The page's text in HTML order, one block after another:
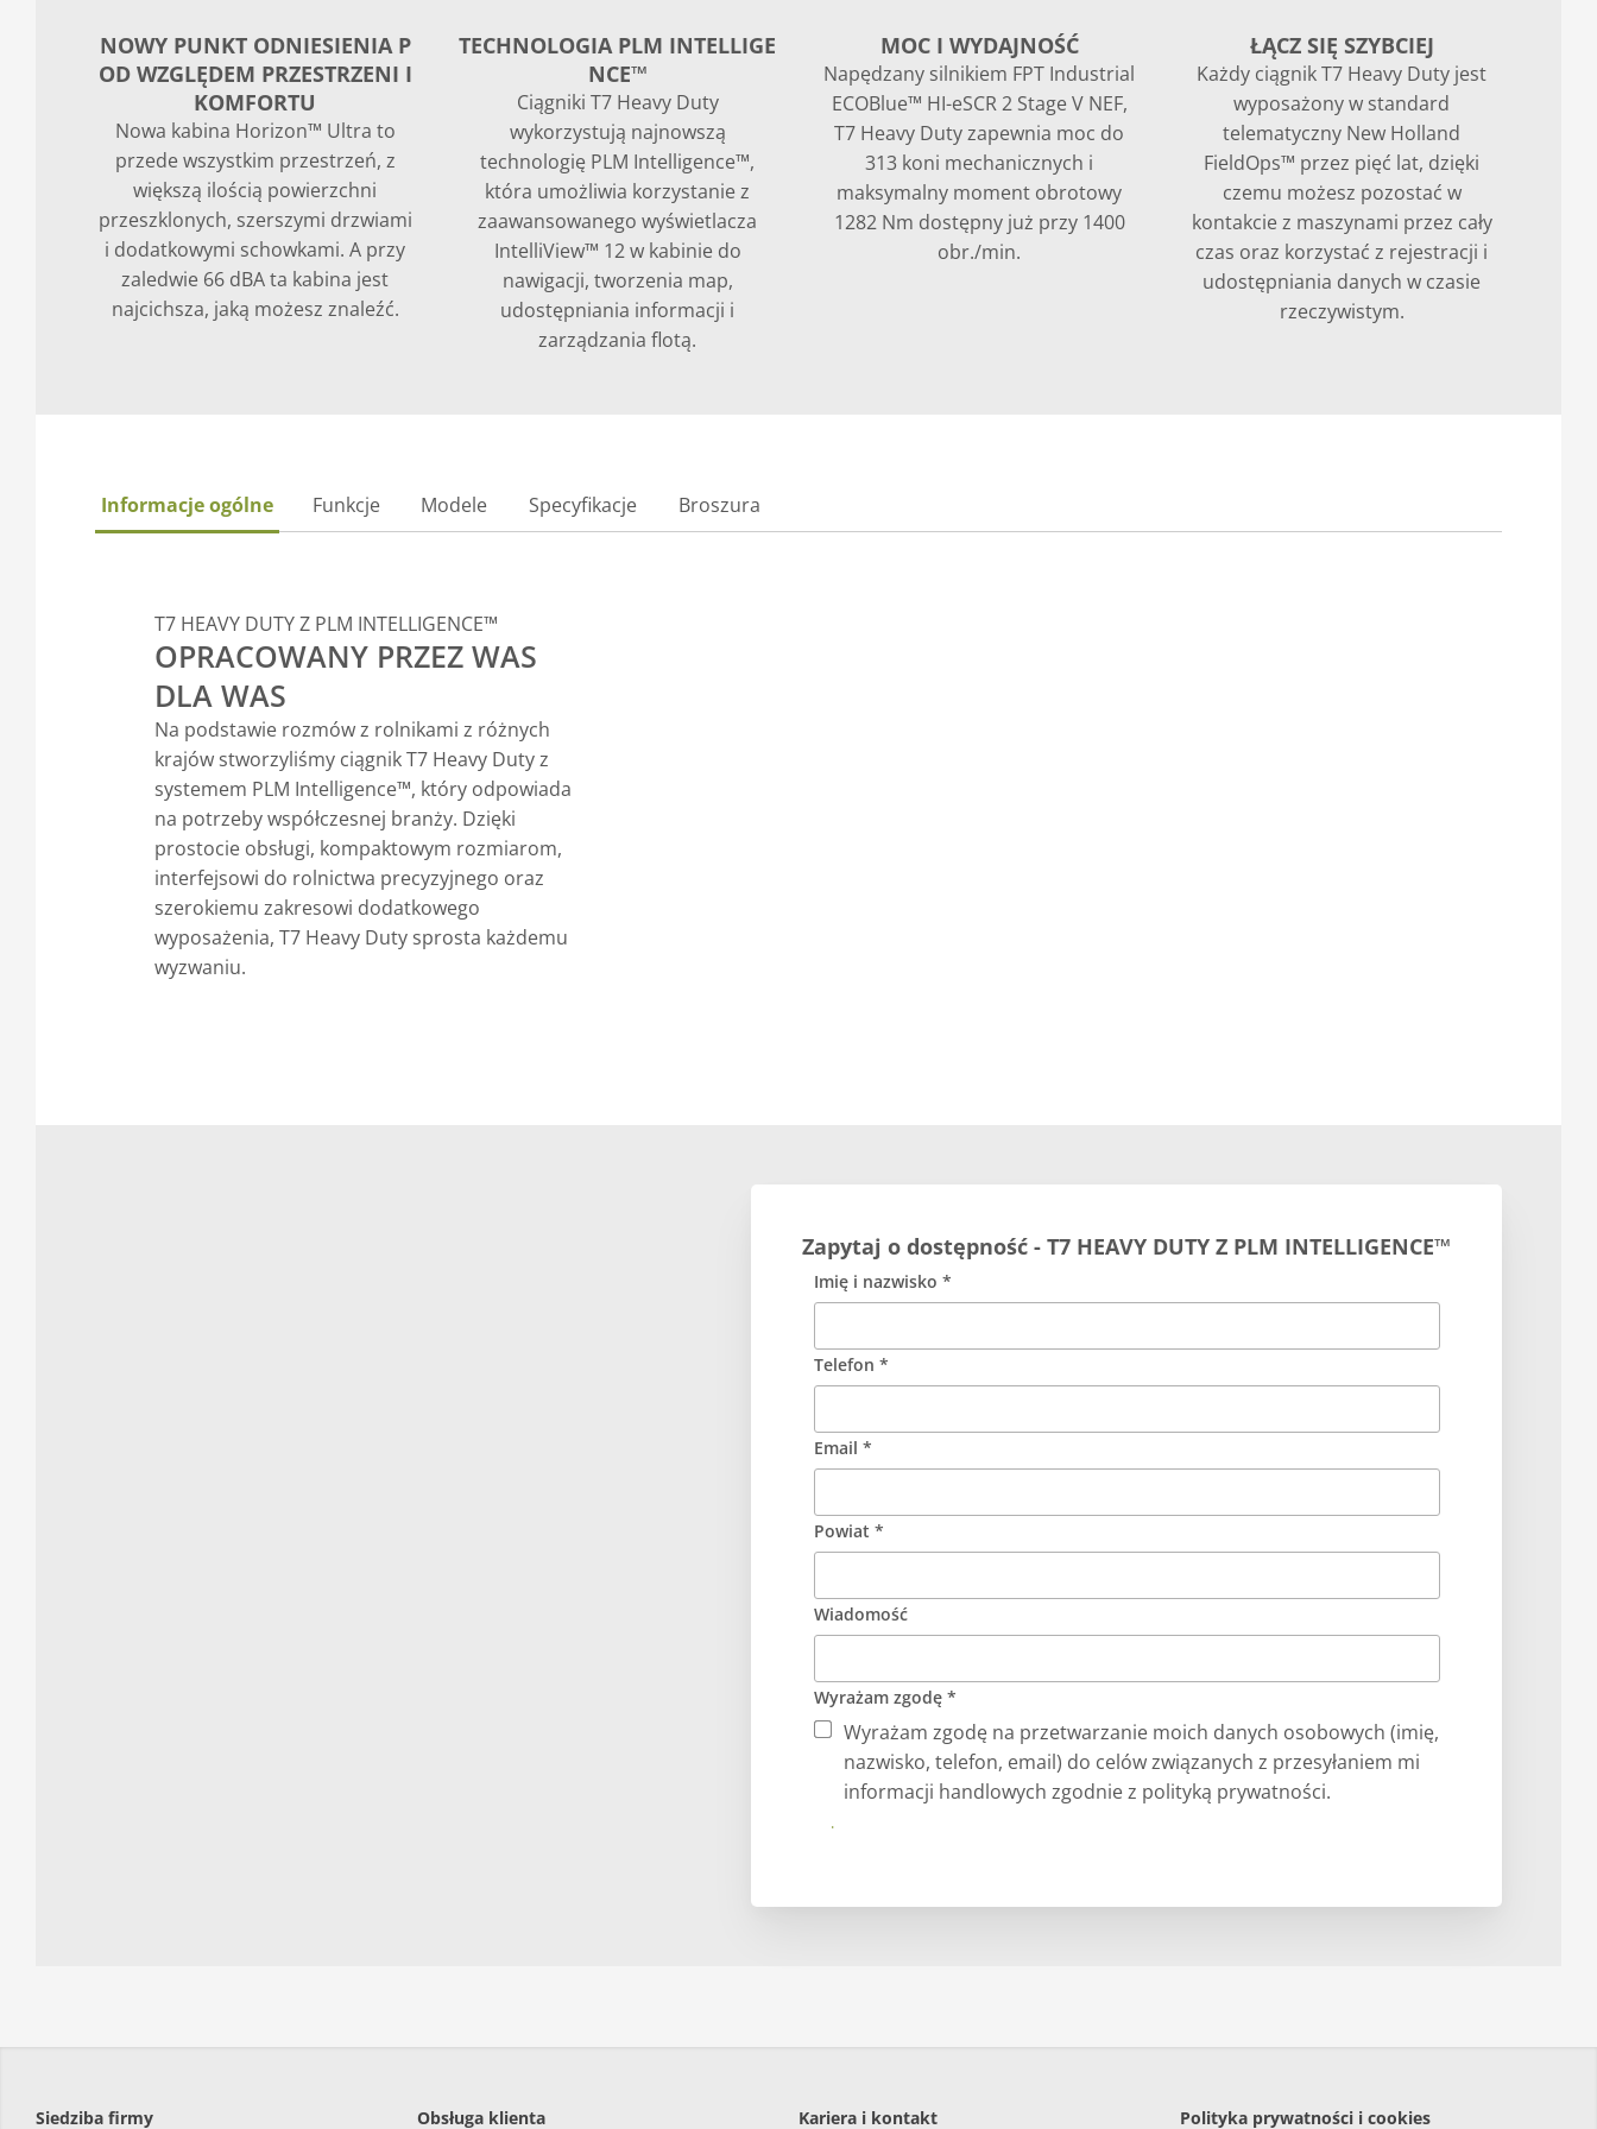
NOWY PUNKT ODNIESIENIA P
OD WZGLĘDEM PRZESTRZENI I
KOMFORTU
Nowa kabina Horizon™ Ultra to
przede wszystkim przestrzeń, z
większą ilością powierzchni
przeszklonych, szerszymi drzwiami
i dodatkowymi schowkami. A przy
zaledwie 66 dBA ta kabina jest
najcichsza, jaką możesz znaleźć.
TECHNOLOGIA PLM INTELLIGE
NCE™
Ciągniki T7 Heavy Duty
wykorzystują najnowszą
technologię PLM Intelligence™,
która umożliwia korzystanie z
zaawansowanego wyświetlacza
IntelliView™ 12 w kabinie do
nawigacji, tworzenia map,
udostępniania informacji i
zarządzania flotą.
MOC I WYDAJNOŚĆ
Napędzany silnikiem FPT Industrial
ECOBlue™ HI-eSCR 2 Stage V NEF,
T7 Heavy Duty zapewnia moc do
313 koni mechanicznych i
maksymalny moment obrotowy
1282 Nm dostępny już przy 1400
obr./min.
ŁĄCZ SIĘ SZYBCIEJ
Każdy ciągnik T7 Heavy Duty jest
wyposażony w standard
telematyczny New Holland
FieldOps™ przez pięć lat, dzięki
czemu możesz pozostać w
kontakcie z maszynami przez cały
czas oraz korzystać z rejestracji i
udostępniania danych w czasie
rzeczywistym.
Informacje ogólne Funkcje Modele Specyfikacje Broszura
T7 HEAVY DUTY Z PLM INTELLIGENCE™
OPRACOWANY PRZEZ WAS
DLA WAS
Na podstawie rozmów z rolnikami z różnych
krajów stworzyliśmy ciągnik T7 Heavy Duty z
systemem PLM Intelligence™, który odpowiada
na potrzeby współczesnej branży. Dzięki
prostocie obsługi, kompaktowym rozmiarom,
interfejsowi do rolnictwa precyzyjnego oraz
szerokiemu zakresowi dodatkowego
wyposażenia, T7 Heavy Duty sprosta każdemu
wyzwaniu.
Zapytaj o dostępność - T7 HEAVY DUTY Z PLM INTELLIGENCE™
Imię i nazwisko *
Telefon *
Email *
Powiat *
Wiadomość
Wyrażam zgodę *
Wyrażam zgodę na przetwarzanie moich danych osobowych (imię,
nazwisko, telefon, email) do celów związanych z przesyłaniem mi
informacji handlowych zgodnie z polityką prywatności.
Prześlij
Siedziba firmy Obsługa klienta Kariera i kontakt Polityka prywatności i cookies